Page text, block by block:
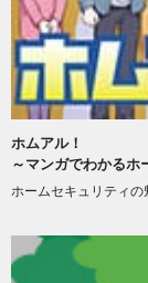
ホムアル！
～マンガでわかるホ
ホームセキュリティの